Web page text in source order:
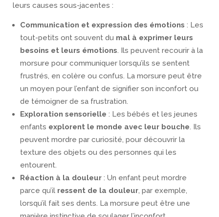
leurs causes sous-jacentes :
Communication et expression des émotions : Les
tout-petits ont souvent du mal à exprimer leurs
besoins et leurs émotions. Ils peuvent recourir à la
morsure pour communiquer lorsqu’ils se sentent
frustrés, en colère ou confus. La morsure peut être
un moyen pour l’enfant de signifier son inconfort ou
de témoigner de sa frustration.
Exploration sensorielle : Les bébés et les jeunes
enfants explorent le monde avec leur bouche. Ils
peuvent mordre par curiosité, pour découvrir la
texture des objets ou des personnes qui les
entourent.
Réaction à la douleur : Un enfant peut mordre
parce qu’il ressent de la douleur, par exemple,
lorsqu’il fait ses dents. La morsure peut être une